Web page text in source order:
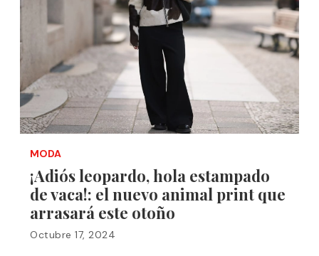
MODA
¡Adiós leopardo, hola estampado
de vaca!: el nuevo animal print que
arrasará este otoño
Octubre 17, 2024